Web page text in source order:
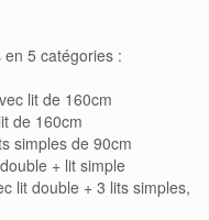
5 catégories :
lit de 160cm
de 160cm
simples de 90cm
+ lit simple
lit double + 3 lits simples,